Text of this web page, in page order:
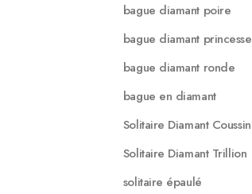
bague diamant poire
bague diamant princesse
bague diamant ronde
bague en diamant
Solitaire Diamant Coussin
Solitaire Diamant Trillion
solitaire épaulé